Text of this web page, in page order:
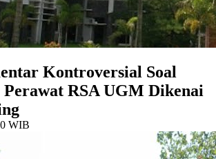
Kontroversial Soal
Perawat RSA UGM Dikenai
WIB